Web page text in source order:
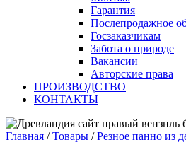
Гарантия
Послепродажное
Госзаказчикам
Забота о природе
Вакансии
Авторские права
ПРОИЗВОДСТВО
КОНТАКТЫ
Главная /Товары /Резное панно из